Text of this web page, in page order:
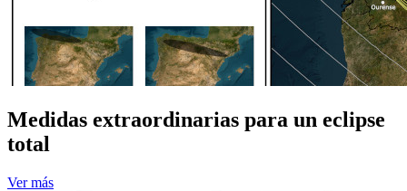
Medidas extraordinarias para un eclipse
total
Ver más